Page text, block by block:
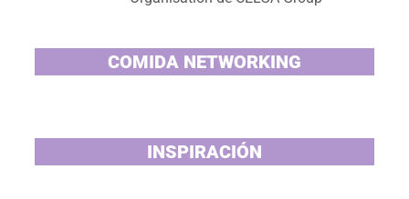
COMIDA NETWORKING
INSPIRACIÓN